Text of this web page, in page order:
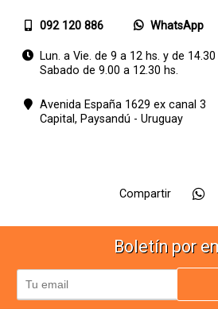
092 120 886 WhatsApp
Lun. a Vie. de 9 a 12 hs. y de
Sabado de 9.00 a 12.30 hs.
Avenida España 1629 ex canal 3
Capital, Paysandú - Uruguay
Compartir
Boletín por